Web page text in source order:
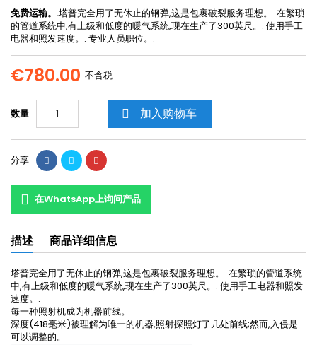
免费运输。.塔普完全用了无休止的钢弹,这是包裹破裂服务理想。. 在繁琐
的管道系统中,有上级和低度的暖气系统,现在生产了300英尺。. 使用手工
电器和照发速度。. 专业人员职位。.
€780.00 不含税
数量  加入购物车
分享
在WhatsApp上询问产品
描述 商品详细信息
塔普完全用了无休止的钢弹,这是包裹破裂服务理想。. 在繁琐的管道系统
中,有上级和低度的暖气系统,现在生产了300英尺。. 使用手工电器和照发
速度。.
每一种照射机成为机器前线。
深度(418毫米)被理解为唯一的机器,照射探照灯了几处前线;然而,入侵是
可以调整的。